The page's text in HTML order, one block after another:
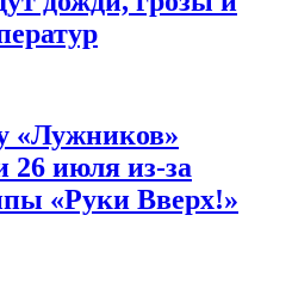
«Лужников»
26 июля из-за
«Руки Вверх!»